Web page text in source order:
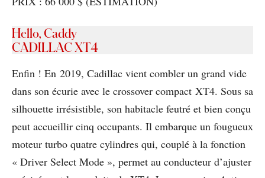
Hello, Caddy
CADILLAC XT4
Enfin ! En 2019, Cadillac vient combler un grand vide
dans son écurie avec le crossover compact XT4. Sous sa
silhouette irrésistible, son habitacle feutré et bien conçu
peut accueillir cinq occupants. Il embarque un fougueux
moteur turbo quatre cylindres qui, couplé à la fonction
« Driver Select Mode », permet au conducteur d’ajuster